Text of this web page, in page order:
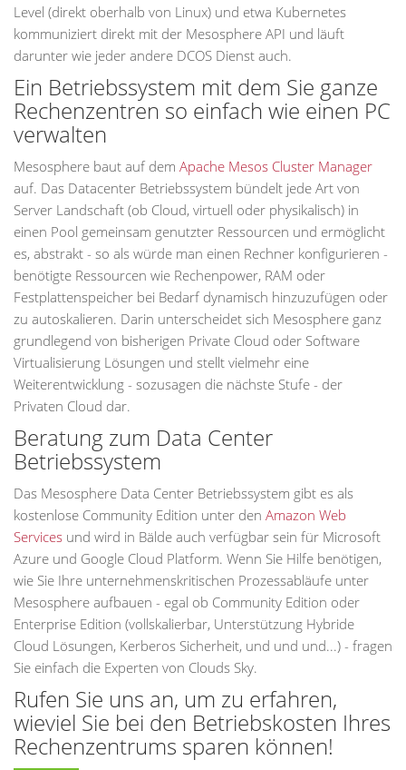
Level (direkt oberhalb von Linux) und etwa Kubernetes
kommuniziert direkt mit der Mesosphere API und läuft
darunter wie jeder andere DCOS Dienst auch.
Ein Betriebssystem mit dem Sie ganze
Rechenzentren so einfach wie einen PC
verwalten
Mesosphere baut auf dem Apache Mesos Cluster Manager
auf. Das Datacenter Betriebssystem bündelt jede Art von
Server Landschaft (ob Cloud, virtuell oder physikalisch) in
einen Pool gemeinsam genutzter Ressourcen und ermöglicht
es, abstrakt - so als würde man einen Rechner konfigurieren -
benötigte Ressourcen wie Rechenpower, RAM oder
Festplattenspeicher bei Bedarf dynamisch hinzuzufügen oder
zu autoskalieren. Darin unterscheidet sich Mesosphere ganz
grundlegend von bisherigen Private Cloud oder Software
Virtualisierung Lösungen und stellt vielmehr eine
Weiterentwicklung - sozusagen die nächste Stufe - der
Privaten Cloud dar.
Beratung zum Data Center
Betriebssystem
Das Mesosphere Data Center Betriebssystem gibt es als
kostenlose Community Edition unter den Amazon Web
Services und wird in Bälde auch verfügbar sein für Microsoft
Azure und Google Cloud Platform. Wenn Sie Hilfe benötigen,
wie Sie Ihre unternehmenskritischen Prozessabläufe unter
Mesosphere aufbauen - egal ob Community Edition oder
Enterprise Edition (vollskalierbar, Unterstützung Hybride
Cloud Lösungen, Kerberos Sicherheit, und und und...) - fragen
Sie einfach die Experten von Clouds Sky.
Rufen Sie uns an, um zu erfahren,
wieviel Sie bei den Betriebskosten Ihres
Rechenzentrums sparen können!